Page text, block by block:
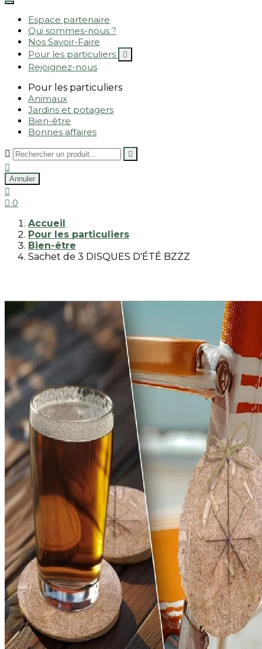
Espace partenaire
Qui sommes-nous ?
Nos Savoir-Faire
Pour les particuliers

Rejoignez-nous
Pour les particuliers
Animaux
Jardins et potagers
Bien-être
Bonnes affaires



Annuler

 0
Accueil
Pour les particuliers
Bien-être
Sachet de 3 DISQUES D'ÉTÉ BZZZ